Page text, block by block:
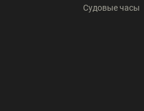
Судовые часы